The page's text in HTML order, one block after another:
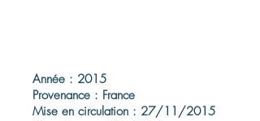
Année : 2015
Provenance : France
Mise en circulation : 27/11/2015